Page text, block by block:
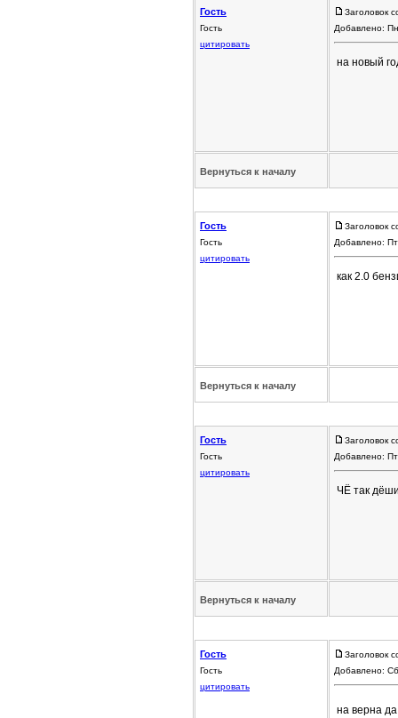
Гость
Гость
цитировать
Заголовок
Добавлено:
на новый
Вернуться к началу
Гость
Гость
цитировать
Заголовок
Добавлено:
как 2.0
Вернуться к началу
Гость
Гость
цитировать
Заголовок
Добавлено:
ЧЁ так
Вернуться к началу
Гость
Гость
цитировать
Заголовок
Добавлено:
на верна